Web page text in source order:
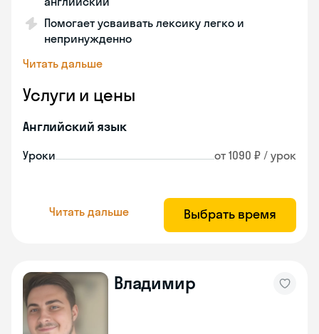
Помогает усваивать лексику легко и
непринужденно
Читать дальше
Услуги и цены
Английский язык
Уроки от 1090 ₽ / урок
Читать дальше Выбрать время
Владимир